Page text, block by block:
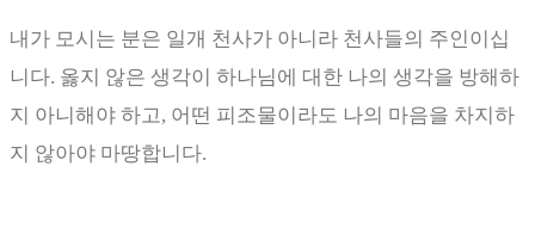
내가 모시는 분은 일개 천사가 아니라 천사들의 주인이십
니다. 옳지 않은 생각이 하나님에 대한 나의 생각을 방해하
지 아니해야 하고, 어떤 피조물이라도 나의 마음을 차지하
지 않아야 마땅합니다.